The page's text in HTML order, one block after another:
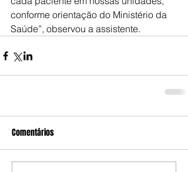
conforme orientação do Ministério da
Saúde”, observou a assistente.
Comentários